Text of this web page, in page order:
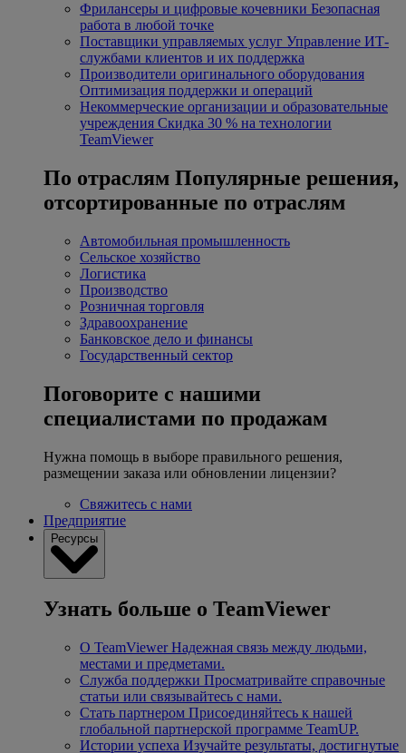
Фрилансеры и цифровые кочевники Безопасная
работа в любой точке
Поставщики управляемых услуг Управление ИТ-
службами клиентов и их поддержка
Производители оригинального оборудования
Оптимизация поддержки и операций
Некоммерческие организации и образовательные
учреждения Скидка 30 % на технологии
TeamViewer
По отраслям Популярные решения,
отсортированные по отраслям
Автомобильная промышленность
Сельское хозяйство
Логистика
Производство
Розничная торговля
Здравоохранение
Банковское дело и финансы
Государственный сектор
Поговорите с нашими
специалистами по продажам
Нужна помощь в выборе правильного решения,
размещении заказа или обновлении лицензии?
Свяжитесь с нами
Предприятие
Ресурсы
Узнать больше о TeamViewer
О TeamViewer Надежная связь между людьми,
местами и предметами.
Служба поддержки Просматривайте справочные
статьи или связывайтесь с нами.
Стать партнером Присоединяйтесь к нашей
глобальной партнерской программе TeamUP.
Истории успеха Изучайте результаты, достигнутые